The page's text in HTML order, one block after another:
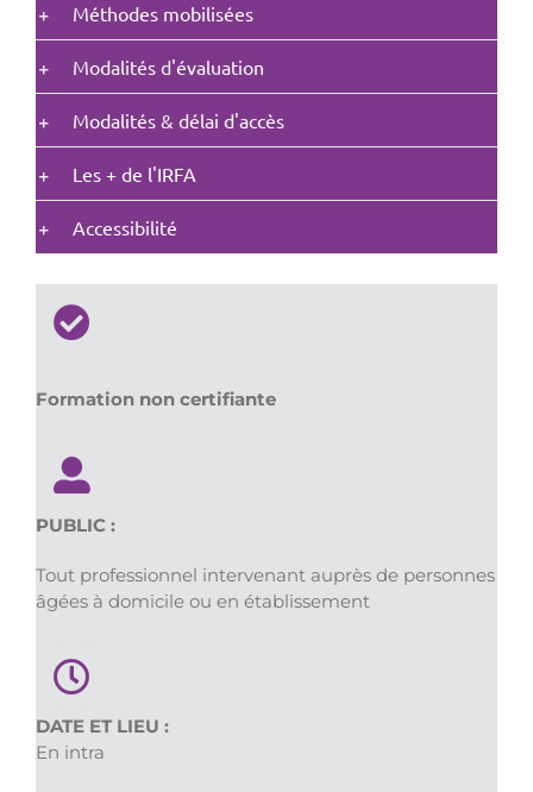
Méthodes mobilisées
Modalités d'évaluation
Modalités & délai d'accès
Les + de l'IRFA
Accessibilité
Formation non certifiante
PUBLIC :
Tout professionnel intervenant auprès de personnes
âgées à domicile ou en établissement
DATE ET LIEU :
En intra